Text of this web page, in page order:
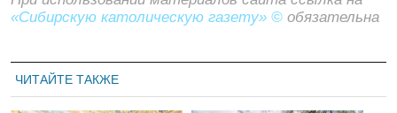
«Сибирскую католическую газету» © обязательна
ЧИТАЙТЕ ТАКЖЕ